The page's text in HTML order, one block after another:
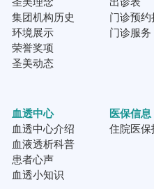
集团机构历史
环境展示
荣誉奖项
圣美动态
门诊预约
门诊服务
血透中心
血透中心介绍
血液透析科普
患者心声
血透小知识
医保信息
住院医保